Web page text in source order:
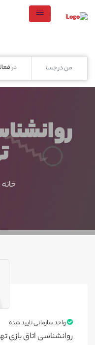
در:
خانه
واحد سازمانی تایید شده
روانشناسی اتاق بازی